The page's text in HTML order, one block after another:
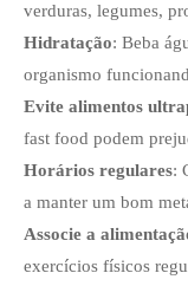
verduras, legumes,
Hidratação: Beba
organismo
Evite alimentos
fast food podem
Horários regulares:
a manter um bom
Associe a
exercícios físicos